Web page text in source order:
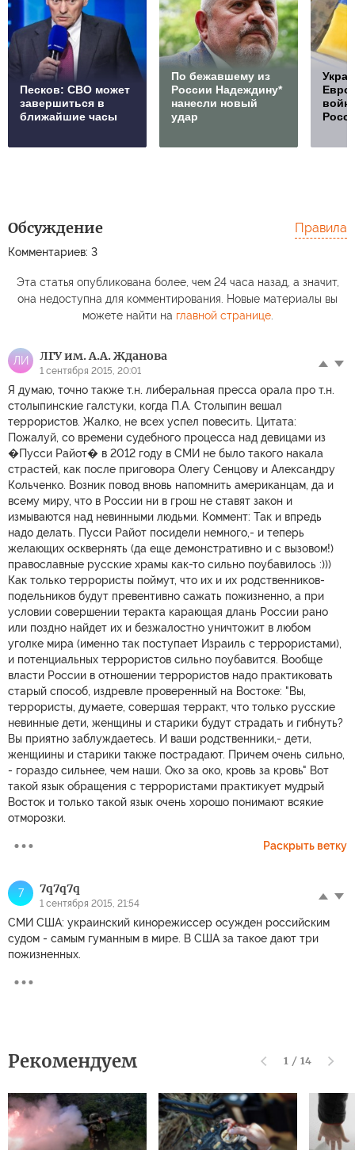
Песков: СВО может
завершиться в
ближайшие часы
По бежавшему из
России Надеждину*
нанесли новый
удар
Обсуждение
Комментариев: 3
Правила
Эта статья опубликована более, чем 24 часа назад, а значит,
она недоступна для комментирования. Новые материалы вы
можете найти на главной странице.
ЛИ ЛГУ им. А.А. Жданова
1 сентября 2015, 20:01
Я думаю, точно также т.н. либеральная пресса орала про т.н.
столыпинские галстуки, когда П.А. Столыпин вешал
террористов. Жалко, не всех успел повесить. Цитата:
Пожалуй, со времени судебного процесса над девицами из
�Пусси Райот� в 2012 году в СМИ не было такого накала
страстей, как после приговора Олегу Сенцову и Александру
Кольченко. Возник повод вновь напомнить американцам, да и
всему миру, что в России ни в грош не ставят закон и
измываются над невинными людьми. Коммент: Так и впредь
надо делать. Пусси Райот посидели немного,- и теперь
желающих осквернять (да еще демонстративно и с вызовом!)
православные русские храмы как-то сильно поубавилось :)))
Как только террористы поймут, что их и их родственников-
подельников будут превентивно сажать пожизненно, а при
условии совершении теракта карающая длань России рано
или поздно найдет их и безжалостно уничтожит в любом
уголке мира (именно так поступает Израиль с террористами),
и потенциальных террористов сильно поубавится. Вообще
власти России в отношении террористов надо практиковать
старый способ, издревле проверенный на Востоке: "Вы,
террористы, думаете, совершая терракт, что только русские
невинные дети, женщины и старики будут страдать и гибнуть?
Вы приятно заблуждаетесь. И ваши родственники,- дети,
женщиины и старики также пострадают. Причем очень сильно,
- гораздо сильнее, чем наши. Око за око, кровь за кровь" Вот
такой язык обращения с террористами практикует мудрый
Восток и только такой язык очень хорошо понимают всякие
отморозки.
Раскрыть ветку
7 7q7q7q
1 сентября 2015, 21:54
СМИ США: украинский кинорежиссер осужден российским
судом - самым гуманным в мире. В США за такое дают три
пожизненных.
Рекомендуем 1 / 14